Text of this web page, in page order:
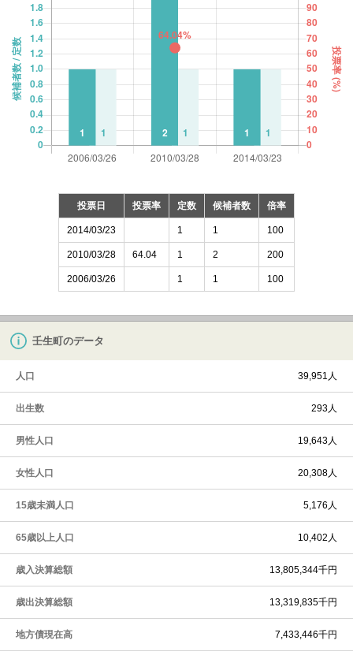
投票日 投票率 定数 候補者数 倍率
2014/03/23 1 1 100
2010/03/28 64.04 1 2 200
2006/03/26 1 1 100
壬生町のデータ
人口 39,951人
出生数 293人
男性人口 19,643人
女性人口 20,308人
15歳未満人口 5,176人
65歳以上人口 10,402人
歳入決算総額 13,805,344千円
歳出決算総額 13,319,835千円
地方債現在高 7,433,446千円